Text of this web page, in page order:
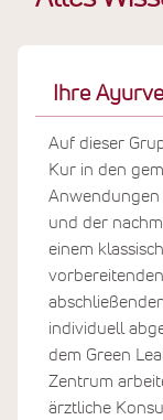
Ihre
Auf dieser
Kur in den
Anwendungen
und der
einem
individuell
dem Green
Zentrum
ärztliche